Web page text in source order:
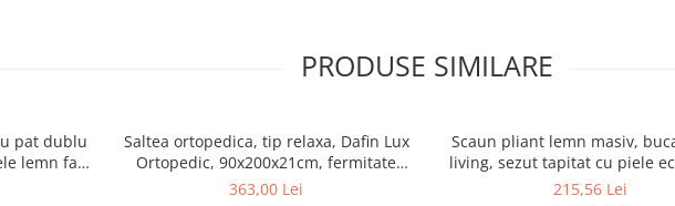
PRODUSE SIMILARE
pat dublu
lemn fag,
negru
Saltea ortopedica, tip relaxa, Dafin Lux
Ortopedic, 90x200x21cm, fermitate
medie, cu plasa de arcuri tip Bonell, fata
363,00 Lei
Scaun pliant lemn masiv,
living, sezut tapitat cu piele
100 kg, cires
215,56 Lei